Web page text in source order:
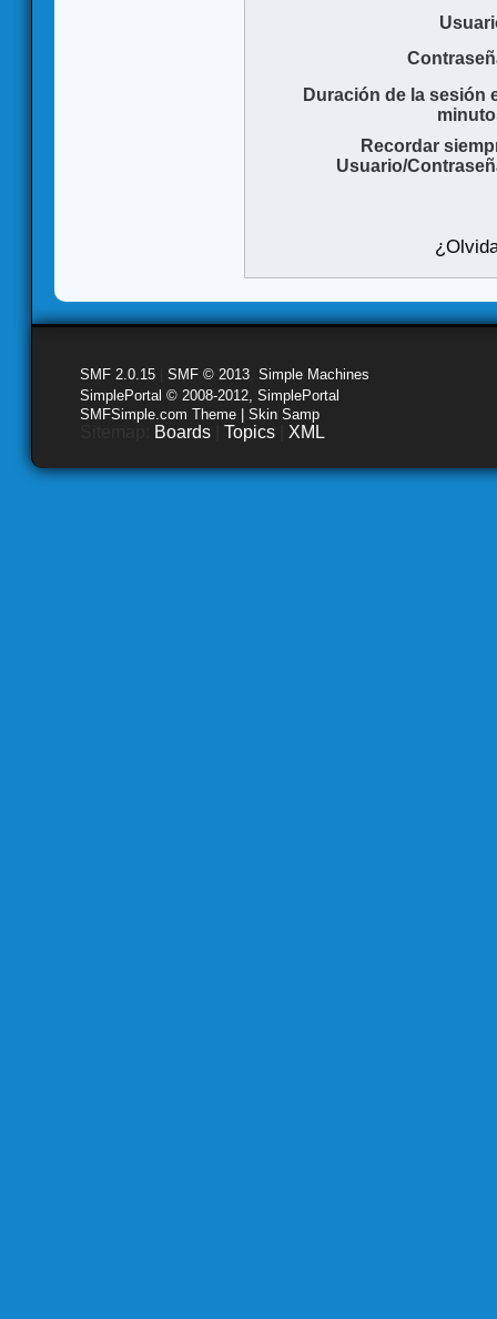
Duración de la sesión
Recordar
Usuario/
SMF 2.0.15 SMF © 2013 Simple Machines
SimplePortal © 2008-2012, SimplePortal
SMFSimple.com Theme | Skin Samp
Boards Topics XML